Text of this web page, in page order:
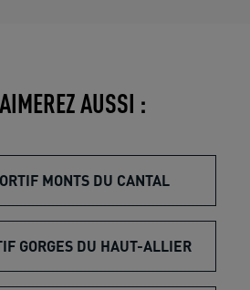
AUSSI :
MONTS DU CANTAL
GORGES DU HAUT-ALLIER